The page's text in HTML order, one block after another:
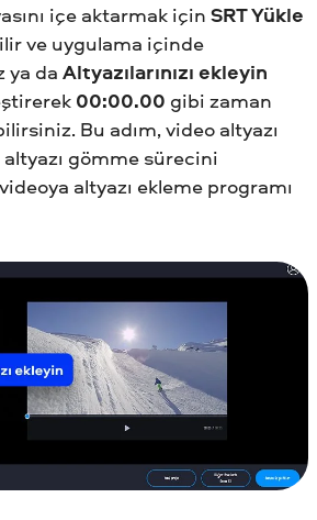
içe aktarmak için SRT Yükle
ve uygulama içinde
ya da Altyazılarınızı ekleyin
00:00.00 gibi zaman
Bu adım, video altyazı
gömme sürecini
altyazı ekleme programı